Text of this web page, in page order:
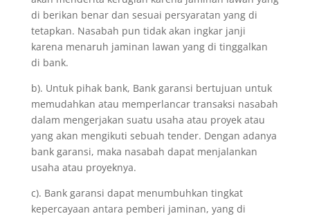
di berikan benar dan sesuai persyaratan yang di
tetapkan. Nasabah pun tidak akan ingkar janji
karena menaruh jaminan lawan yang di tinggalkan
di bank.
b). Untuk pihak bank, Bank garansi bertujuan untuk
memudahkan atau memperlancar transaksi nasabah
dalam mengerjakan suatu usaha atau proyek atau
yang akan mengikuti sebuah tender. Dengan adanya
bank garansi, maka nasabah dapat menjalankan
usaha atau proyeknya.
c). Bank garansi dapat menumbuhkan tingkat
kepercayaan antara pemberi jaminan, yang di